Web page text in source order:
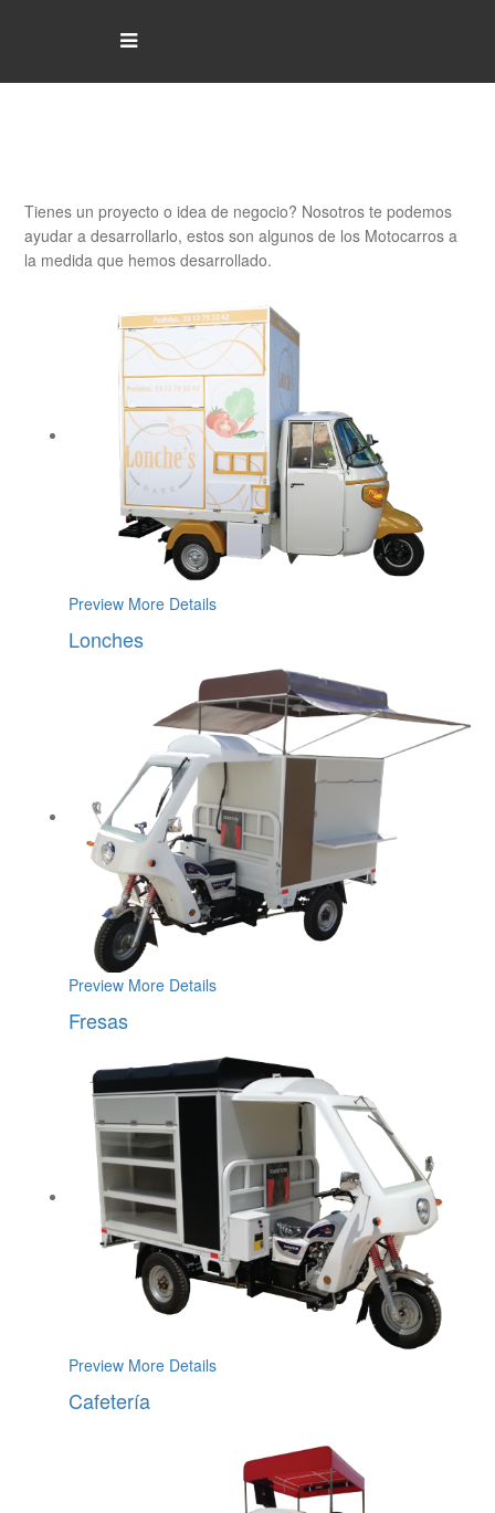
Tienes un proyecto o idea de negocio? Nosotros te podemos
ayudar a desarrollarlo, estos son algunos de los Motocarros a
la medida que hemos desarrollado.
Preview More Details
Lonches
Preview More Details
Fresas
Preview More Details
Cafetería
Inicio
Adaptaciones